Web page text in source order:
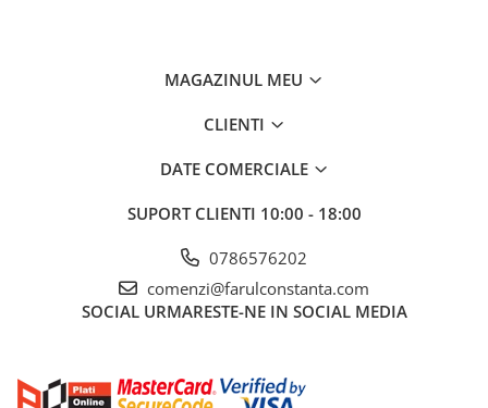
MAGAZINUL MEU
CLIENTI
DATE COMERCIALE
SUPORT CLIENTI 10:00 - 18:00
0786576202
comenzi@farulconstanta.com
SOCIAL URMARESTE-NE IN SOCIAL MEDIA